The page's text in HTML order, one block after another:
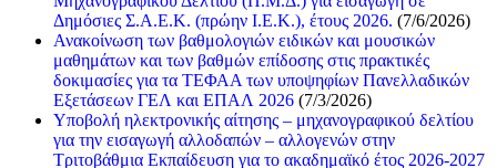
Δημόσιες Σ.Α.Ε.Κ. (πρώην Ι.Ε.Κ.), έτους 2026. (7/6/2026)
Ανακοίνωση των βαθμολογιών ειδικών και μουσικών
μαθημάτων και των βαθμών επίδοσης στις πρακτικές
δοκιμασίες για τα ΤΕΦΑΑ των υποψηφίων Πανελλαδικών
Εξετάσεων ΓΕΛ και ΕΠΑΛ 2026 (7/3/2026)
Υποβολή ηλεκτρονικής αίτησης – μηχανογραφικού δελτίου
για την εισαγωγή αλλοδαπών – αλλογενών στην
Τριτοβάθμια Εκπαίδευση για το ακαδημαϊκό έτος 2026-2027